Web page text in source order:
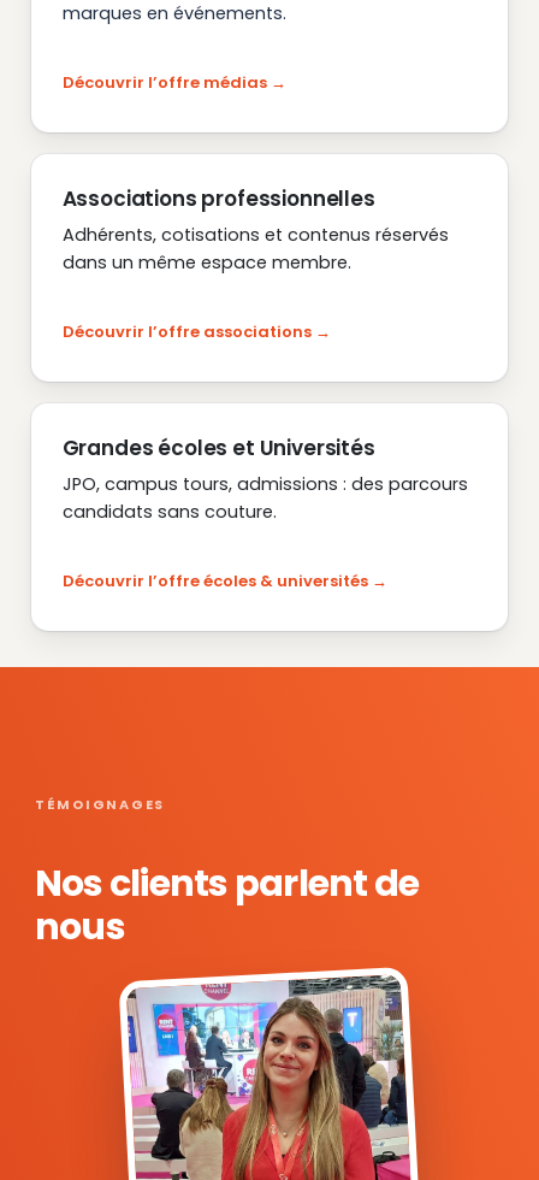
marques en événements.
Découvrir l’offre médias
Associations professionnelles
Adhérents, cotisations et contenus réservés
dans un même espace membre.
Découvrir l’offre associations
Grandes écoles et Universités
JPO, campus tours, admissions : des parcours
candidats sans couture.
Découvrir l’offre écoles & universités
TÉMOIGNAGES
Nos clients parlent de
nous